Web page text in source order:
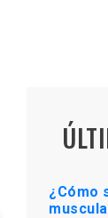
¿Cómo